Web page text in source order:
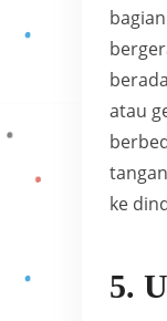
atau
ke
5.